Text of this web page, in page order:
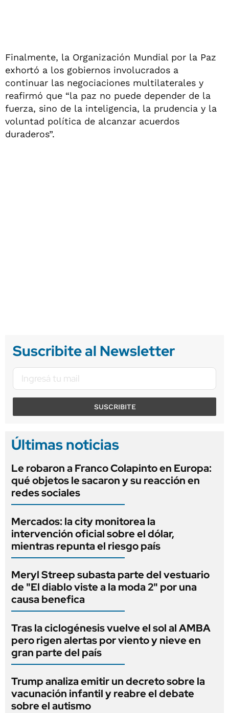
Finalmente, la Organización Mundial por la Paz
exhortó a los gobiernos involucrados a
continuar las negociaciones multilaterales y
reafirmó que “la paz no puede depender de la
fuerza, sino de la inteligencia, la prudencia y la
voluntad política de alcanzar acuerdos
duraderos”.
Suscribite al Newsletter
SUSCRIBITE
Últimas noticias
Le robaron a Franco Colapinto en Europa:
qué objetos le sacaron y su reacción en
redes sociales
Mercados: la city monitorea la
intervención oficial sobre el dólar,
mientras repunta el riesgo país
Meryl Streep subasta parte del vestuario
de "El diablo viste a la moda 2" por una
causa benefica
Tras la ciclogénesis vuelve el sol al AMBA
pero rigen alertas por viento y nieve en
gran parte del país
Trump analiza emitir un decreto sobre la
vacunación infantil y reabre el debate
sobre el autismo